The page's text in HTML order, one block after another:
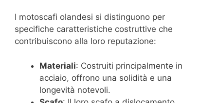
I motoscafi olandesi si distinguono per
specifiche caratteristiche costruttive che
contribuiscono alla loro reputazione:
Materiali: Costruiti principalmente in
acciaio, offrono una solidità e una
longevità notevoli.